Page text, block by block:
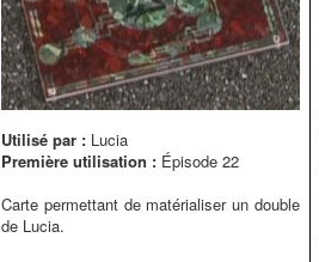
Utilisé par : Lucia
Première utilisation : Épisode 22
Carte permettant de matérialiser un double
de Lucia.